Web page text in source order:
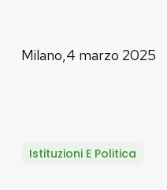
Milano,4 marzo 2025
Istituzioni E Politica